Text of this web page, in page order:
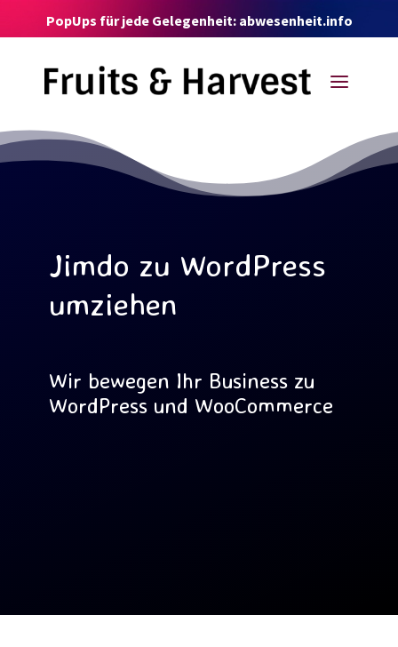
Player
PopUps für jede Gelegenheit: abwesenheit.info
a
Jimdo zu WordPress
umziehen
Wir bewegen Ihr Business zu
WordPress und WooCommerce